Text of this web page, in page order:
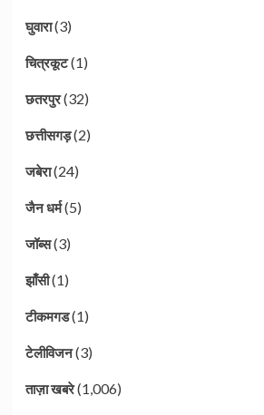
घुवारा(3)
चित्रकूट(1)
छतरपुर(32)
छत्तीसगड़(2)
जबेरा(24)
जैन धर्म(5)
जॉब्स(3)
झाँसी(1)
टीकमगड(1)
टेलीविजन(3)
ताज़ा खबरे(1,006)